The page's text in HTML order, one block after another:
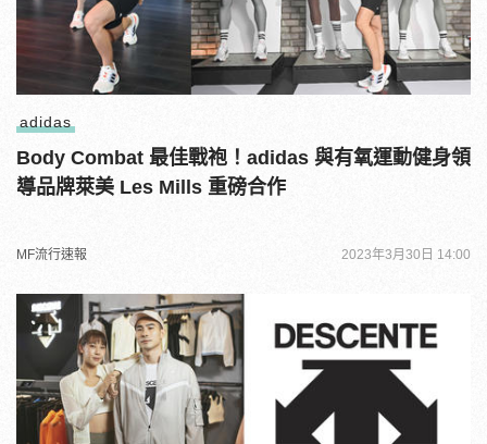
adidas
Body Combat 最佳戰袍！adidas 與有氧運動健身領
導品牌萊美 Les Mills 重磅合作
MF流行速報 2023年3月30日 14:00